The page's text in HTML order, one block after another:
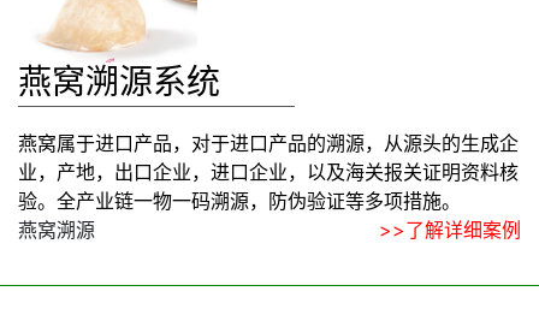
燕窝溯源系统
燕窝属于进口产品，对于进口产品的溯源，从源头的生成企
业，产地，出口企业，进口企业，以及海关报关证明资料核
验。全产业链一物一码溯源，防伪验证等多项措施。
燕窝溯源
>>了解详细案例